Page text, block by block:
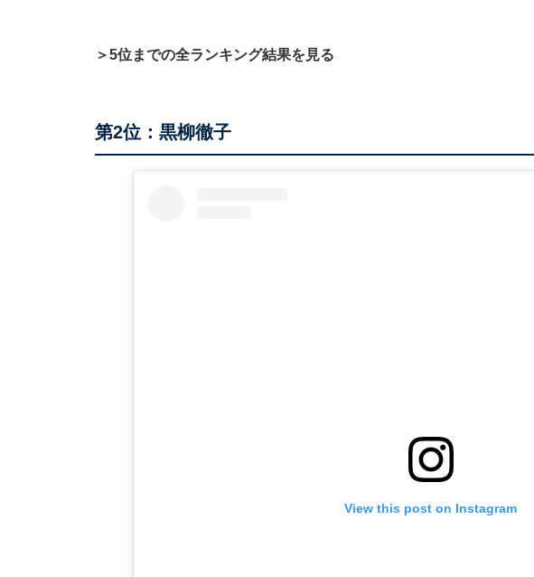
＞5位までの全ランキング結果を見る
第2位：黒柳徹子
View this post on Instagram